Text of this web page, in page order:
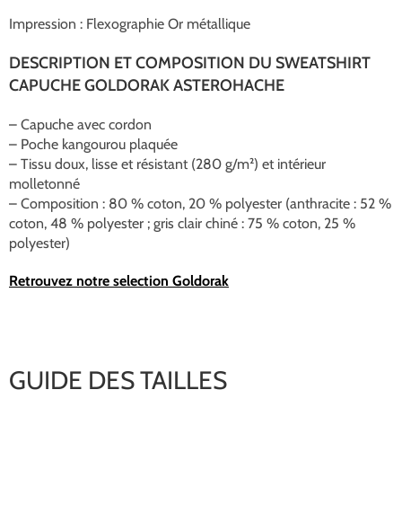
Impression : Flexographie Or métallique
DESCRIPTION ET COMPOSITION DU SWEATSHIRT
CAPUCHE GOLDORAK ASTEROHACHE
– Capuche avec cordon
– Poche kangourou plaquée
– Tissu doux, lisse et résistant (280 g/m²) et intérieur
molletonné
– Composition : 80 % coton, 20 % polyester (anthracite : 52 %
coton, 48 % polyester ; gris clair chiné : 75 % coton, 25 %
polyester)
Retrouvez notre selection Goldorak
GUIDE DES TAILLES